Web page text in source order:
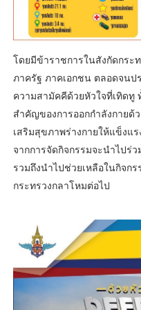
โดยมีข้าราชการในสังกัดกระ
ภาครัฐ ภาคเอกชน ตลอดจนป
ความสามัคคีด้วยหัวใจที่เทิดทู
สำคัญของการออกกำลังกายด้
เสริมสุขภาพร่างกายให้แข็งแ
จากการจัดกิจกรรมจะนำไป
รวมถึงนำไปช่วยเหลือในกิจก
กระทรวงกลาโหมต่อไป